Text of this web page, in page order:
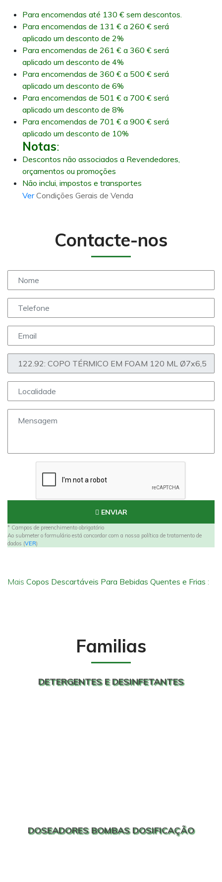
Para encomendas até 130 € sem descontos.
Para encomendas de 131 € a 260 € será
aplicado um desconto de 2%
Para encomendas de 261 € a 360 € será
aplicado um desconto de 4%
Para encomendas de 360 € a 500 € será
aplicado um desconto de 6%
Para encomendas de 501 € a 700 € será
aplicado um desconto de 8%
Para encomendas de 701 € a 900 € será
aplicado um desconto de 10%
Notas:
Descontos não associados a Revendedores,
orçamentos ou promoções
Não inclui, impostos e transportes
VerCondições Gerais de Venda
Contacte-nos
ENVIAR
* Campos de preenchimento obrigatório
Ao submeter o formulário está concordar com a nossa política de tratamento de
dados (VER)
Mais Copos Descartáveis Para Bebidas Quentes e Frias :
Familias
DETERGENTES E DESINFETANTES
DOSEADORES BOMBAS DOSIFICAÇÃO